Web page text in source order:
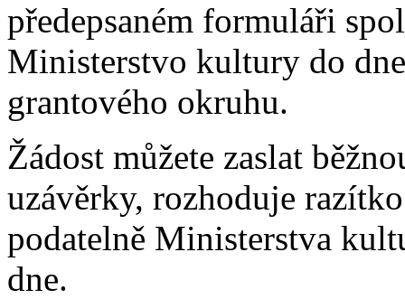
předepsaném formuláři
Ministerstvo kultury do
grantového okruhu.
Žádost můžete zaslat
uzávěrky, rozhoduje
podatelně Ministerstva
dne.